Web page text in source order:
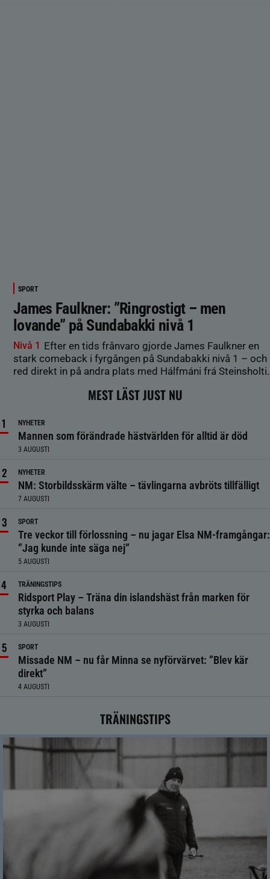
SPORT
James Faulkner: ”Ringrostigt – men
lovande” på Sundabakki nivå 1
Nivå 1 Efter en tids frånvaro gjorde James Faulkner en
stark comeback i fyrgången på Sundabakki nivå 1 – och
red direkt in på andra plats med Hálfmáni frá Steinsholti.
MEST LÄST JUST NU
NYHETER
Mannen som förändrade hästvärlden för alltid är död
3 AUGUSTI
NYHETER
NM: Storbildsskärm välte – tävlingarna avbröts tillfälligt
7 AUGUSTI
SPORT
Tre veckor till förlossning – nu jagar Elsa NM-framgångar:
”Jag kunde inte säga nej”
5 AUGUSTI
TRÄNINGSTIPS
Ridsport Play – Träna din islandshäst från marken för
styrka och balans
3 AUGUSTI
SPORT
Missade NM – nu får Minna se nyförvärvet: ”Blev kär
direkt”
4 AUGUSTI
TRÄNINGSTIPS